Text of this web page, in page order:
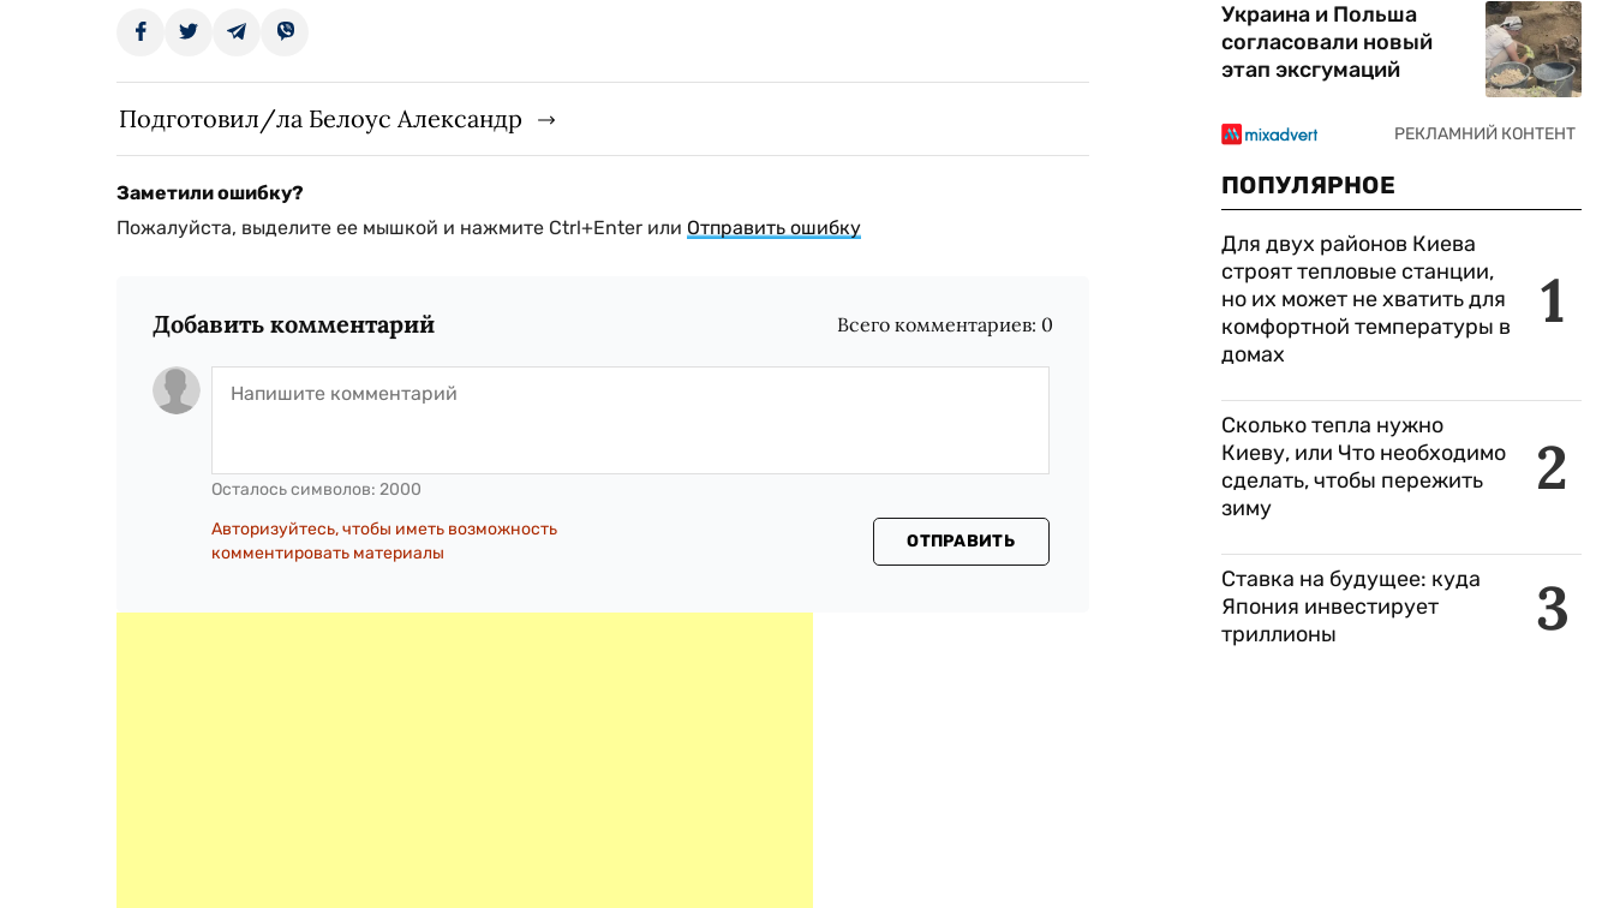
Подготовил/ла Белоус Александр
Заметили ошибку?
Пожалуйста, выделите ее мышкой и нажмите Ctrl+Enter или Отправить ошибку
Добавить комментарий Всего комментариев: 0
Осталось символов: 2000
Авторизуйтесь, чтобы иметь возможность
комментировать материалы
ОТПРАВИТЬ
Украина и Польша
согласовали новый
этап эксгумаций
ПОПУЛЯРНОЕ
1
Для двух районов Киева
строят тепловые станции,
но их может не хватить для
комфортной температуры в
домах
2
Сколько тепла нужно
Киеву, или Что необходимо
сделать, чтобы пережить
зиму
3
Ставка на будущее: куда
Япония инвестирует
триллионы